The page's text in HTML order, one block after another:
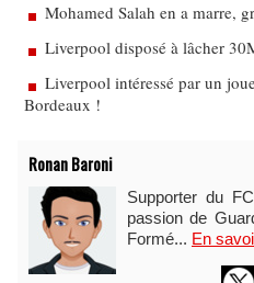
Mohamed Salah en a marre,
Liverpool disposé à lâcher
Liverpool intéressé par un
Bordeaux !
Ronan Baroni
Supporter du
passion de
Formé... En